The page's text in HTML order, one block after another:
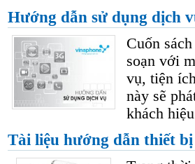
Hướng dẫn sử dụng dịch
Cuốn
soạn với
vụ, tiện
này sẽ
khách
Tài liệu hướng dẫn thiết